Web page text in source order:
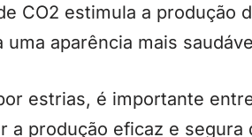
CO2 estimula a produção
aparência mais
estrias, é importante
a produção eficaz e segura